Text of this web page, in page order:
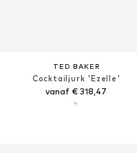
TED BAKER
Cocktailjurk 'Ezelle'
vanaf € 318,47